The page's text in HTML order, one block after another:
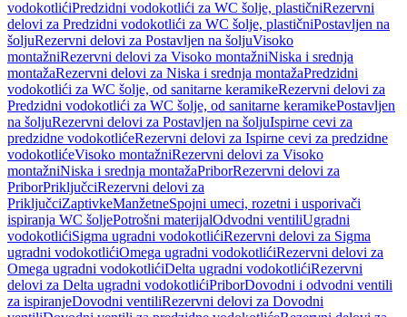
vodokotlićiPredzidni vodokotlići za WC šolje, plastičniRezervni
delovi za Predzidni vodokotlići za WC šolje, plastičniPostavljen na
šoljuRezervni delovi za Postavljen na šoljuVisoko
montažniRezervni delovi za Visoko montažniNiska i srednja
montažaRezervni delovi za Niska i srednja montažaPredzidni
vodokotlići za WC šolje, od sanitarne keramikeRezervni delovi za
Predzidni vodokotlići za WC šolje, od sanitarne keramikePostavljen
na šoljuRezervni delovi za Postavljen na šoljuIspirne cevi za
predzidne vodokotlićeRezervni delovi za Ispirne cevi za predzidne
vodokotlićeVisoko montažniRezervni delovi za Visoko
montažniNiska i srednja montažaPriborRezervni delovi za
PriborPriključciRezervni delovi za
PriključciZaptivkeManžetneSpojni umeci, rozetni i usporivači
ispiranja WC šoljePotrošni materijalOdvodni ventiliUgradni
vodokotlićiSigma ugradni vodokotlićiRezervni delovi za Sigma
ugradni vodokotlićiOmega ugradni vodokotlićiRezervni delovi za
Omega ugradni vodokotlićiDelta ugradni vodokotlićiRezervni
delovi za Delta ugradni vodokotlićiPriborDovodni i odvodni ventili
za ispiranjeDovodni ventiliRezervni delovi za Dovodni